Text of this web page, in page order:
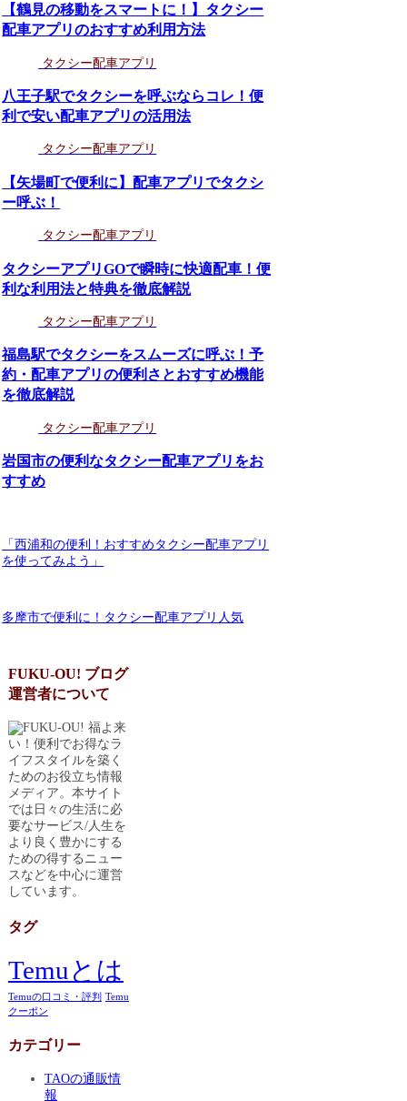
【鶴見の移動をスマートに！】タクシー
配車アプリのおすすめ利用方法
タクシー配車アプリ
八王子駅でタクシーを呼ぶならコレ！便
利で安い配車アプリの活用法
タクシー配車アプリ
【矢場町で便利に】配車アプリでタクシ
ー呼ぶ！
タクシー配車アプリ
タクシーアプリGOで瞬時に快適配車！便
利な利用法と特典を徹底解説
タクシー配車アプリ
福島駅でタクシーをスムーズに呼ぶ！予
約・配車アプリの便利さとおすすめ機能
を徹底解説
タクシー配車アプリ
岩国市の便利なタクシー配車アプリをお
すすめ
「西浦和の便利！おすすめタクシー配車アプリ
を使ってみよう」
多摩市で便利に！タクシー配車アプリ人気
FUKU-OU! ブログ
運営者について
福よ来
い！便利でお得なラ
イフスタイルを築く
ためのお役立ち情報
メディア。本サイト
では日々の生活に必
要なサービス/人生を
より良く豊かにする
ための得するニュー
スなどを中心に運営
しています。
タグ
Temuとは
Temuの口コミ・評判 Temu
クーポン
カテゴリー
TAOの通販情
報